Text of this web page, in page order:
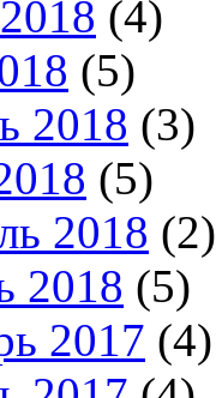
(4)
(5)
2018 (3)
(5)
2018 (2)
2018 (5)
2017 (4)